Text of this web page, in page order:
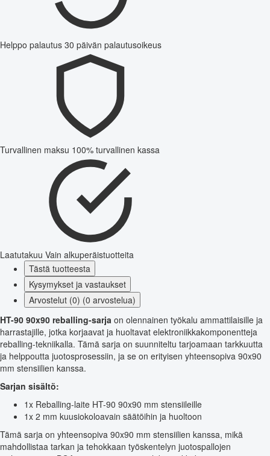
Helppo palautus 30 päivän palautusoikeus
Turvallinen maksu 100% turvallinen kassa
Laatutakuu Vain alkuperäistuotteita
Tästä tuotteesta
Kysymykset ja vastaukset
Arvostelut (0) (0 arvostelua)
HT-90 90x90 reballing-sarja on olennainen työkalu ammattilaisille ja
harrastajille, jotka korjaavat ja huoltavat elektroniikkakomponentteja
reballing-tekniikalla. Tämä sarja on suunniteltu tarjoamaan tarkkuutta
ja helppoutta juotosprosessiin, ja se on erityisen yhteensopiva 90x90
mm stensiilien kanssa.
Sarjan sisältö:
1x Reballing-laite HT-90 90x90 mm stensiileille
1x 2 mm kuusiokoloavain säätöihin ja huoltoon
Tämä sarja on yhteensopiva 90x90 mm stensiilien kanssa, mikä
mahdollistaa tarkan ja tehokkaan työskentelyn juotospallojen